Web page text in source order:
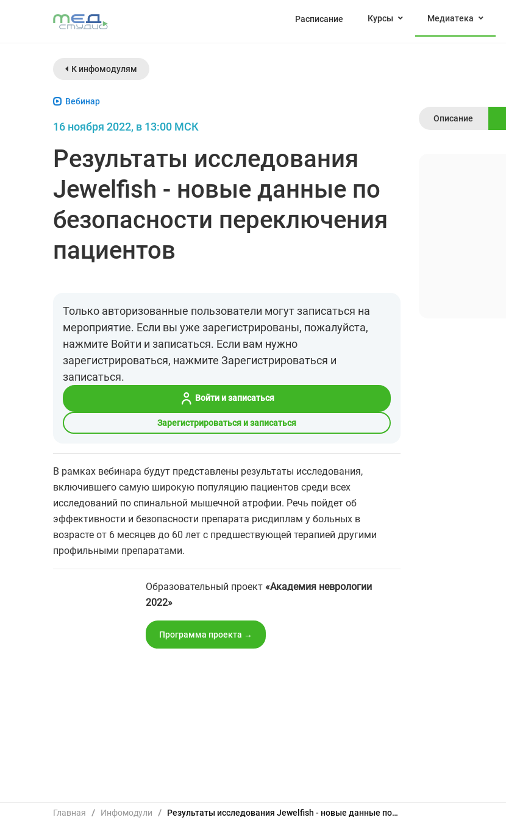
Расписание Курсы Медиатека
К инфомодулям
Вебинар
16 ноября 2022, в 13:00 МСК
Результаты исследования
Jewelfish - новые данные по
безопасности переключения
пациентов
Только авторизованные пользователи могут записаться на
мероприятие. Если вы уже зарегистрированы, пожалуйста,
нажмите Войти и записаться. Если вам нужно
зарегистрироваться, нажмите Зарегистрироваться и
записаться.
Войти и записаться
Зарегистрироваться и записаться
В рамках вебинара будут представлены результаты исследования,
включившего самую широкую популяцию пациентов среди всех
исследований по спинальной мышечной атрофии. Речь пойдет об
эффективности и безопасности препарата рисдиплам у больных в
возрасте от 6 месяцев до 60 лет с предшествующей терапией другими
профильными препаратами.
Образовательный проект «Академия неврологии
2022»
Программа проекта →
Описание
Главная / Инфомодули / Результаты исследования Jewelfish - новые данные по безопасности переключения пациентов